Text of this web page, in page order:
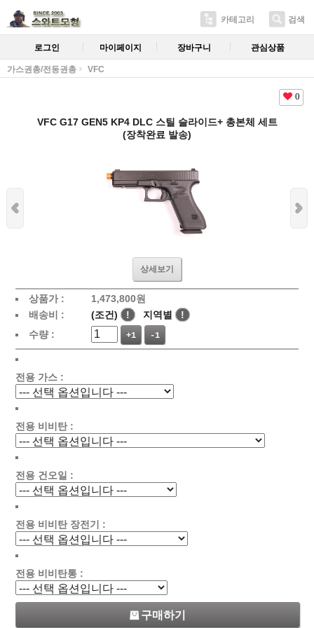
카테고리 검색
로그인 마이페이지 장바구니 관심상품
가스권총/전동권총 VFC
0
VFC G17 GEN5 KP4 DLC 스틸 슬라이드+ 총본체 세트
(장착완료 발송)
상세보기
상품가 :
1,473,800원
배송비 :
(조건) ! 지역별
!
수량 :
+1 -1
전용 가스 :
전용 비비탄 :
전용 건오일 :
전용 비비탄 장전기 :
전용 비비탄통 :
구매하기